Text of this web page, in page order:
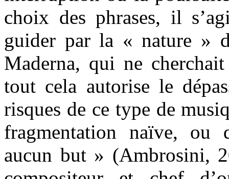
choix des phrases, il
guider par la « nature »
Maderna, qui ne
tout cela autorise le
risques de ce type de
fragmentation naïve, ou
aucun but » (Ambrosini,